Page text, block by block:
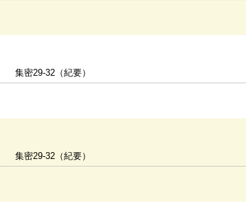
集密29-32（紀要）
集密29-32（紀要）